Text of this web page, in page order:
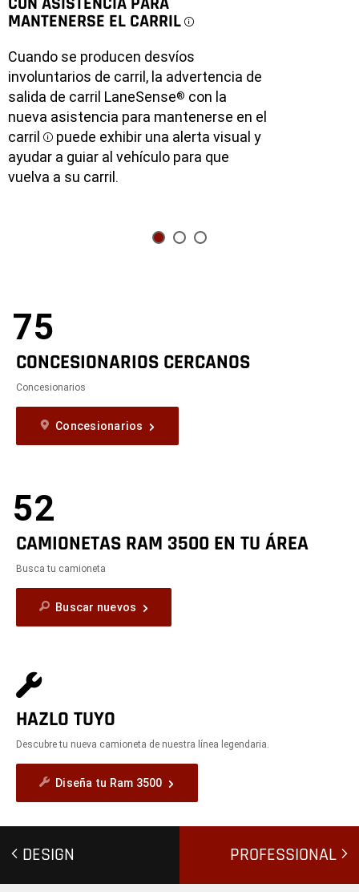
MANTENERSE EL CARRIL DISCLOSURE
Cuando se producen desvíos
involuntarios de carril, la advertencia de
salida de carril LaneSense® con la
nueva asistencia para mantenerse en el
carril
Disclosure
puede exhibir una alerta visual y
ayudar a guiar al vehículo para que
vuelva a su carril.
75
CONCESIONARIOS CERCANOS
Concesionarios
Concesionarios
52
CAMIONETAS RAM 3500 EN TU ÁREA
Busca tu camioneta
Buscar nuevos
HAZLO TUYO
Descubre tu nueva camioneta de nuestra línea legendaria.
Diseña tu Ram 3500
DESIGN PROFESSIONAL